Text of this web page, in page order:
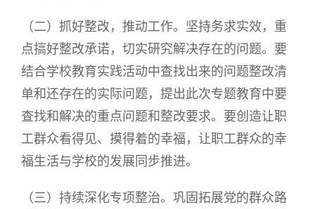
（二）抓好整改，推动工作。坚持务求实效，重
点搞好整改承诺，切实研究解决存在的问题。要
结合学校教育实践活动中查找出来的问题整改清
单和还存在的实际问题，提出此次专题教育中要
查找和解决的重点问题和整改要求。要创造让职
工群众看得见、摸得着的幸福，让职工群众的幸
福生活与学校的发展同步推进。
（三）持续深化专项整治。巩固拓展党的群众路